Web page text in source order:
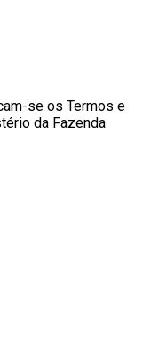
se os Termos e
da Fazenda